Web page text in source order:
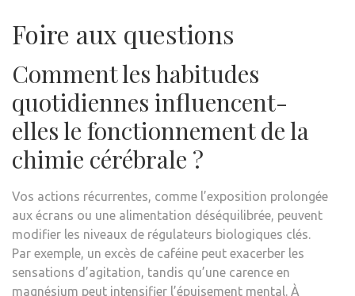
Foire aux questions
Comment les habitudes
quotidiennes influencent-
elles le fonctionnement de la
chimie cérébrale ?
Vos actions récurrentes, comme l’exposition prolongée
aux écrans ou une alimentation déséquilibrée, peuvent
modifier les niveaux de régulateurs biologiques clés.
Par exemple, un excès de caféine peut exacerber les
sensations d’agitation, tandis qu’une carence en
magnésium peut intensifier l’épuisement mental. À